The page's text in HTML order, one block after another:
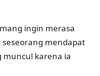
ingin merasa
mendapat
muncul karena ia